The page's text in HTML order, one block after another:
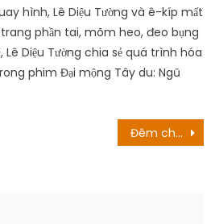
hình, Lê Diệu Tường và ê-kíp mất
phần tai, mõm heo, đeo bụng
Diệu Tường chia sẻ quá trình hóa
phim Đại mộng Tây du: Ngũ
Đêm chung kết! Ngày phát hành và những thông tin khác cần biết